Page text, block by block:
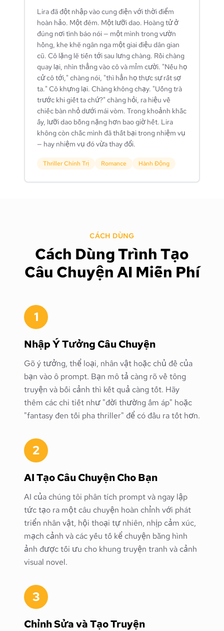
Lira đã đột nhập vào cung điện với thời điểm
hoàn hảo. Một đêm. Một lưỡi dao. Hoàng tử ở
đúng nơi tình báo nói — một mình trong vườn
hồng, khe khẽ ngân nga một giai điệu dân gian
cũ. Cô lặng lẽ tiến tới sau lưng chàng. Rồi chàng
quay lại, nhìn thẳng vào cô và mỉm cười. "Nếu họ
cử cô tới," chàng nói, "thì hẳn họ thực sự rất sợ
ta." Cô khựng lại. Chàng không chạy. "Uống trà
trước khi giết ta chứ?" chàng hỏi, ra hiệu về
chiếc bàn nhỏ dưới mái vòm. Trong khoảnh khắc
ấy, lưỡi dao bỗng nặng hơn bao giờ hết. Lira
không còn chắc mình đã thất bại trong nhiệm vụ
— hay nhiệm vụ đó vừa thay đổi.
Thriller Chính Trị Romance Hành Động
CÁCH DÙNG
Cách Dùng Trình Tạo
Câu Chuyện AI Miễn Phí
1
Nhập Ý Tưởng Câu Chuyện
Gõ ý tưởng, thể loại, nhân vật hoặc chủ đề của
bạn vào ô prompt. Bạn mô tả càng rõ về tông
truyện và bối cảnh thì kết quả càng tốt. Hãy
thêm các chi tiết như "đời thường ấm áp" hoặc
"fantasy đen tối pha thriller" để có đầu ra tốt hơn.
2
AI Tạo Câu Chuyện Cho Bạn
AI của chúng tôi phân tích prompt và ngay lập
tức tạo ra một câu chuyện hoàn chỉnh với phát
triển nhân vật, hội thoại tự nhiên, nhịp cảm xúc,
mạch cảnh và các yếu tố kể chuyện bằng hình
ảnh được tối ưu cho khung truyện tranh và cảnh
visual novel.
3
Chỉnh Sửa và Tạo Truyện